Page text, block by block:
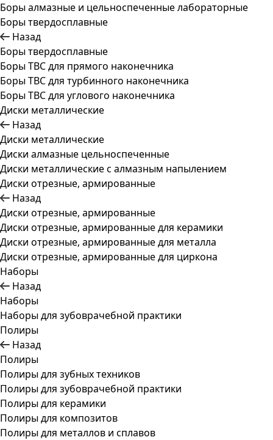
Боры алмазные и цельноспеченные лабораторные
Боры твердосплавные
Назад
Боры твердосплавные
Боры ТВС для прямого наконечника
Боры ТВС для турбинного наконечника
Боры ТВС для углового наконечника
Диски металлические
Назад
Диски металлические
Диски алмазные цельноспеченные
Диски металлические с алмазным напылением
Диски отрезные, армированные
Назад
Диски отрезные, армированные
Диски отрезные, армированные для керамики
Диски отрезные, армированные для металла
Диски отрезные, армированные для циркона
Наборы
Назад
Наборы
Наборы для зубоврачебной практики
Полиры
Назад
Полиры
Полиры для зубных техников
Полиры для зубоврачебной практики
Полиры для керамики
Полиры для композитов
Полиры для металлов и сплавов